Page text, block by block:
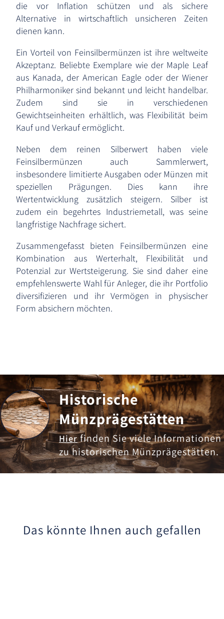
die vor Inflation schützen und als sichere
Alternative in wirtschaftlich unsicheren Zeiten
dienen kann.
Ein Vorteil von Feinsilbermünzen ist ihre weltweite
Akzeptanz. Beliebte Exemplare wie der Maple Leaf
aus Kanada, der American Eagle oder der Wiener
Philharmoniker sind bekannt und leicht handelbar.
Zudem sind sie in verschiedenen
Gewichtseinheiten erhältlich, was Flexibilität beim
Kauf und Verkauf ermöglicht.
Neben dem reinen Silberwert haben viele
Feinsilbermünzen auch Sammlerwert,
insbesondere limitierte Ausgaben oder Münzen mit
speziellen Prägungen. Dies kann ihre
Wertentwicklung zusätzlich steigern. Silber ist
zudem ein begehrtes Industriemetall, was seine
langfristige Nachfrage sichert.
Zusammengefasst bieten Feinsilbermünzen eine
Kombination aus Werterhalt, Flexibilität und
Potenzial zur Wertsteigerung. Sie sind daher eine
empfehlenswerte Wahl für Anleger, die ihr Portfolio
diversifizieren und ihr Vermögen in physischer
Form absichern möchten.
Historische
Münzprägestätten
Hierfinden Sie viele Informationen
zu historischen Münzprägestätten.
Das könnte Ihnen auch gefallen